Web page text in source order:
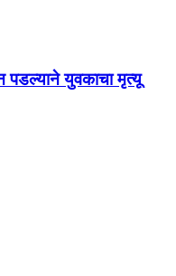
युवकाचा मृत्यू